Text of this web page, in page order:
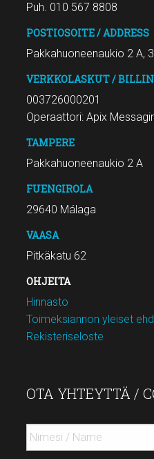
Puh. 010 567 8808
POSTIOSOITE / ADDRESS
Pakkahuoneenaukio 2 A,
VERKKOLASKUT /
003726000201
Operaattori: Apix
TAMPERE
Pakkahuoneenaukio 2 A
FUENGIROLA
29640 Málaga
VAASA
Pitkäkatu 62
OHJEITA
Hinnasto
Toimeksiannon yleiset
Rekisteriseloste
OTA YHTEYTTÄ /